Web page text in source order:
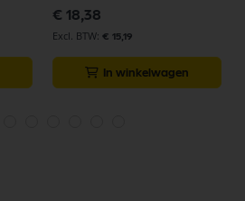
€ 18,38
€ 15,19
In winkelwagen